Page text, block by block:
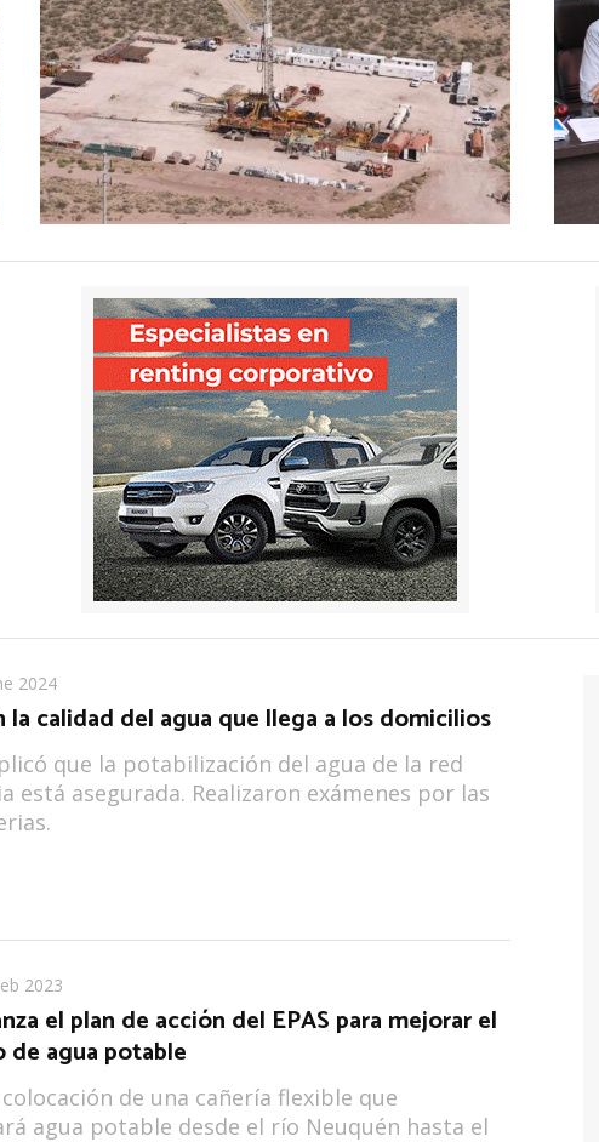
2024
la calidad del agua que llega a los domicilios
que la potabilización del agua de la red
está asegurada. Realizaron exámenes por las
2023
el plan de acción del EPAS para mejorar el
de agua potable
de una cañería flexible que
agua potable desde el río Neuquén hasta el